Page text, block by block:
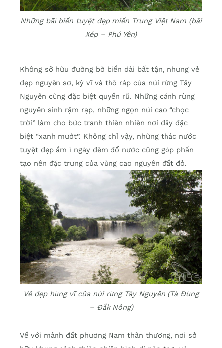
Những bãi biển tuyệt đẹp miền Trung Việt Nam (bãi
Xép – Phú Yên)
Không sở hữu đường bờ biển dài bất tận, nhưng vẻ
đẹp nguyên sơ, kỳ vĩ và thô ráp của núi rừng Tây
Nguyên cũng đặc biệt quyến rũ. Những cánh rừng
nguyên sinh rậm rạp, những ngọn núi cao “chọc
trời” làm cho bức tranh thiên nhiên nơi đây đặc
biệt “xanh mướt”. Không chỉ vậy, những thác nước
tuyệt đẹp ầm ì ngày đêm đổ nước cũng góp phần
tạo nên đặc trưng của vùng cao nguyên đất đỏ.
Vẻ đẹp hùng vĩ của núi rừng Tây Nguyên (Tà Đùng
– Đắk Nông)
Về với mảnh đất phương Nam thân thương, nơi sở